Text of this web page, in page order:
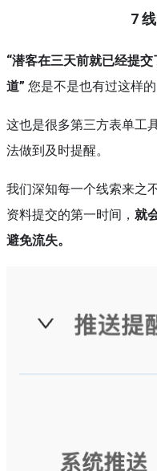
7
“潜客在三天前就已经提
道” 您是不是也有过这样的
这也是很多第三方表单工
法做到及时提醒。
我们深知每一个线索来之
资料提交的第一时间， 就
避免流失。